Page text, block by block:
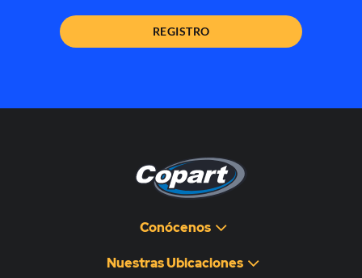
REGISTRO
Conócenos
Nuestras Ubicaciones